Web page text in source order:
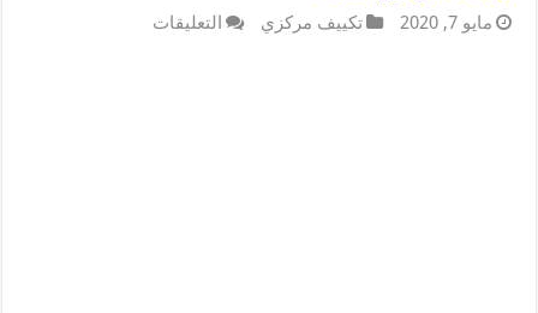
مايو 7, 2020 تكييف مركزي التعليقات